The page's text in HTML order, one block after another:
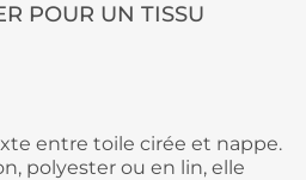
POUR UN TISSU
entre toile cirée et nappe.
polyester ou en lin, elle